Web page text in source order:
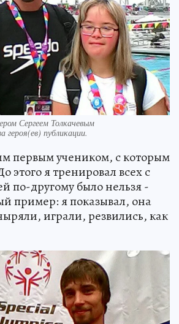
Сергеем Толкачевым
героя(ев) публикации.
первым учеником, с которым
этого я тренировал всех с
по-другому было нельзя -
пример: я показывал, она
играли, резвились, как